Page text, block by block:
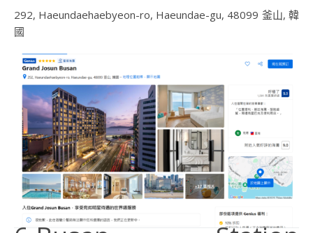
292, Haeundaehaebyeon-ro, Haeundae-gu, 48099 釜山, 韓
國